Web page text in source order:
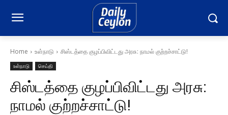
Home உள்நாடு சிஸ்டத்தை குழப்பிவிட்டது அரசு: நாமல் குற்றச்சாட்டு!
உள்நாடு செய்தி
சிஸ்டத்தை குழப்பிவிட்டது அரசு:
நாமல் குற்றச்சாட்டு!